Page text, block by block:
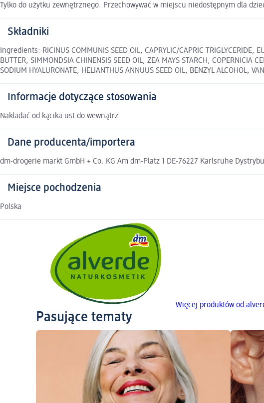
Tylko do użytku zewnętrznego. Przechowywać w miejscu niedostępnym dla
Składniki
Ingredients: RICINUS COMMUNIS SEED OIL, CAPRYLIC/CAPRIC TRIGLYCERIDE,
BUTTER, SIMMONDSIA CHINENSIS SEED OIL, ZEA MAYS STARCH, COPERNICIA
SODIUM HYALURONATE, HELIANTHUS ANNUUS SEED OIL, BENZYL ALCOHOL,
Informacje dotyczące stosowania
Nakładać od kącika ust do wewnątrz.
Dane producenta/importera
dm-drogerie markt GmbH + Co. KG Am dm-Platz 1 DE-76227 Karlsruhe
Miejsce pochodzenia
Polska
Więcej produktów od
Pasujące tematy